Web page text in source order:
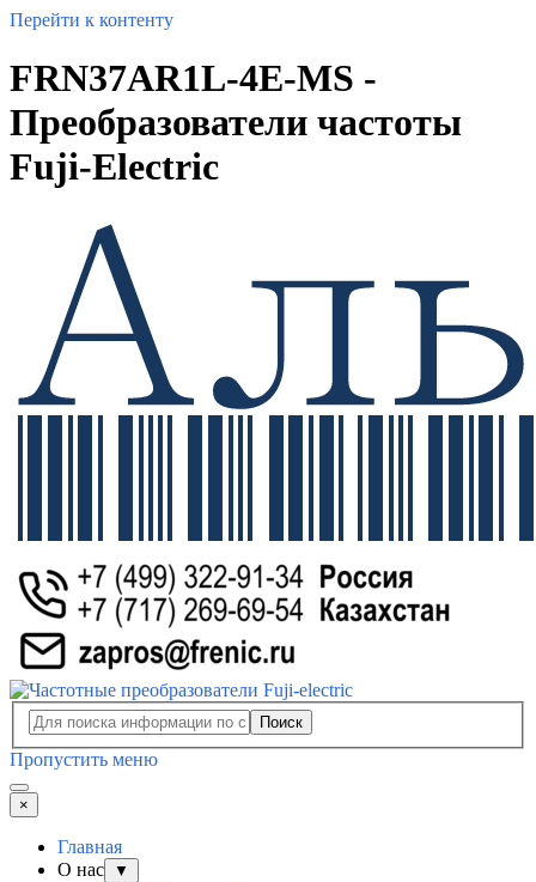
Перейти к контенту
FRN37AR1L-4E-MS -
Преобразователи частоты
Fuji-Electric
Поиск
Пропустить меню
×
Главная
О нас
▼